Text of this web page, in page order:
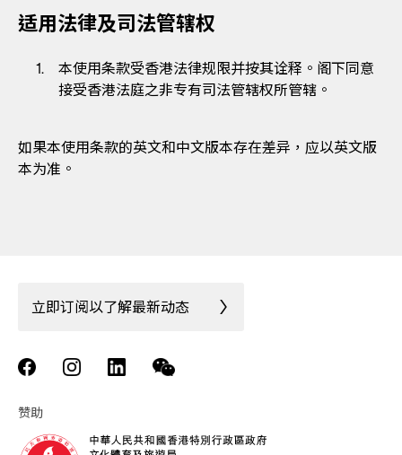
适用法律及司法管辖权
本使用条款受香港法律规限并按其诠释。阁下同意
接受香港法庭之非专有司法管辖权所管辖。
如果本使用条款的英文和中文版本存在差异，应以英文版
本为准。
立即订阅以了解最新动态
赞助